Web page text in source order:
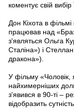
коментує свій вибір
Дон Кіхота в
працював над
з'являться Ольга
Сталіна») і
дракона»).
У фільму «Чоловік,
найхимерніших
з'явився в 90-ті –
відобразить